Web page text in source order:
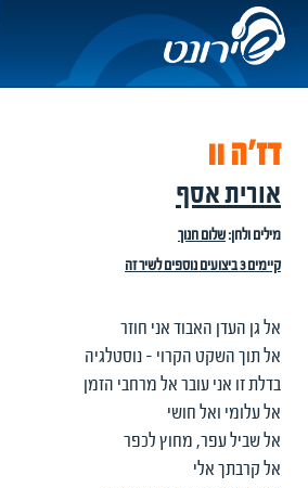
דז'ה וו
אורית אסף
מילים ולחן:שלום חנוך
קיימים 3 ביצועים נוספים לשיר זה
אל גן העדן האבוד אני חוזר
אל תוך השקט הקרוי - נוסטלגיה
בדלת זו אני עובר אל מרחבי הזמן
אל עלומי ואל חושי
אל שביל עפר, מחוץ לכפר
אל קרבתך אלי